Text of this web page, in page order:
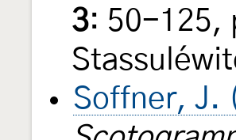
3: 50-125,
Soffner, J.